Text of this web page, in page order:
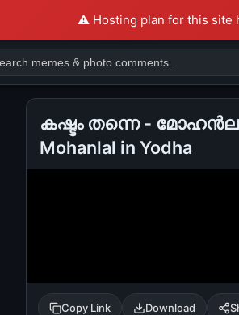
⚠️ Hosting plan for this site
കഷ്ടം തന്നെ -
Mohanlal in Yodha
Copy Link Download